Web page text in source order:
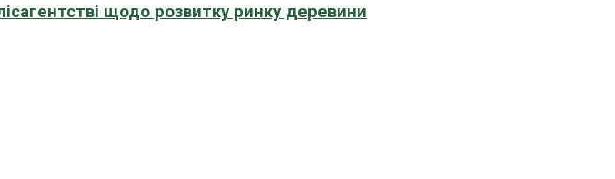
щодо розвитку ринку деревини